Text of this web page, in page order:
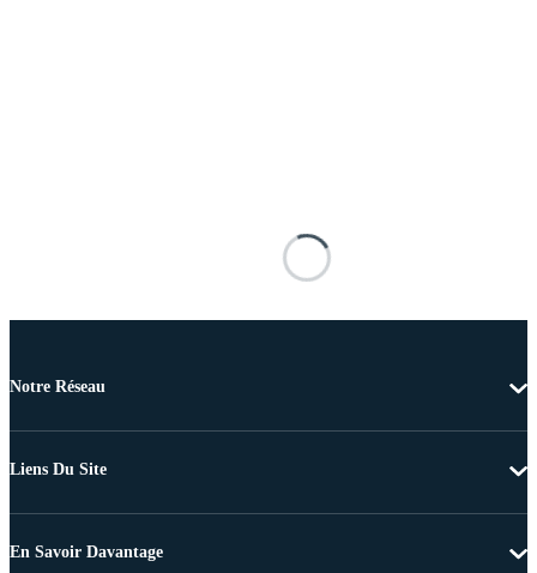
Notre Réseau
Liens Du Site
En Savoir Davantage